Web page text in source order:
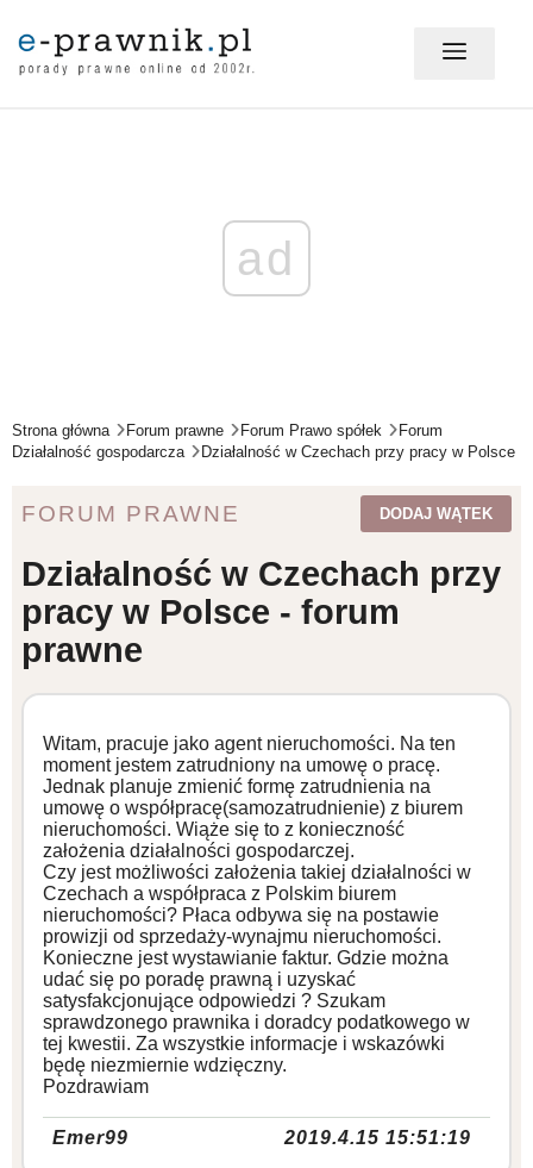
PORADY PRAWNE ONLINE
WZORY DOKUMENTÓW
FORUM PRAWNE
ad
Strona główna Forum prawne Forum Prawo spółek
Forum
Działalność gospodarcza
Działalność w Czechach przy pracy w Polsce
FORUM PRAWNE DODAJ WĄTEK
Działalność w Czechach przy
pracy w Polsce - forum
prawne
Witam, pracuje jako agent nieruchomości. Na ten
moment jestem zatrudniony na umowę o pracę.
Jednak planuje zmienić formę zatrudnienia na
umowę o współpracę(samozatrudnienie) z biurem
nieruchomości. Wiąże się to z konieczność
założenia działalności gospodarczej.
Czy jest możliwości założenia takiej działalności w
Czechach a współpraca z Polskim biurem
nieruchomości? Płaca odbywa się na postawie
prowizji od sprzedaży-wynajmu nieruchomości.
Konieczne jest wystawianie faktur. Gdzie można
udać się po poradę prawną i uzyskać
satysfakcjonujące odpowiedzi ? Szukam
sprawdzonego prawnika i doradcy podatkowego w
tej kwestii. Za wszystkie informacje i wskazówki
będę niezmiernie wdzięczny.
Pozdrawiam
Emer99 2019.4.15 15:51:19